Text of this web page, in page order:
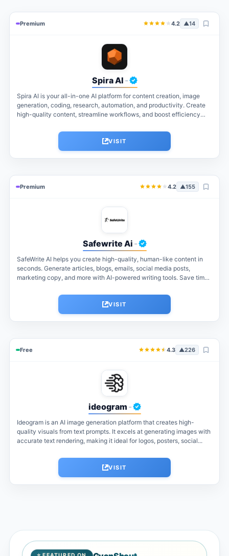
Premium 4.2 ▲14
Spira AI -
Spira AI is your all-in-one AI platform for content creation, image
generation, coding, research, automation, and productivity. Create
high-quality content, streamline workflows, and boost efficiency
VISIT
Premium 4.2 ▲155
Safewrite Ai -
SafeWrite AI helps you create high-quality, human-like content in
seconds. Generate articles, blogs, emails, social media posts,
marketing copy, and more with AI-powered writing tools. Save time,
VISIT
Free 4.3 ▲226
ideogram -
Ideogram is an AI image generation platform that creates high-
quality visuals from text prompts. It excels at generating images with
accurate text rendering, making it ideal for logos, posters, social...
VISIT